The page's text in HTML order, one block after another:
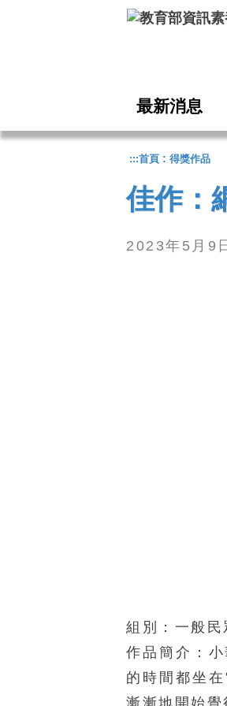
最新消息
:::首頁 : 得獎作品
佳作：
2023年5月9
組別：一般民
作品簡介：
的時間都坐
漸漸地開始覺